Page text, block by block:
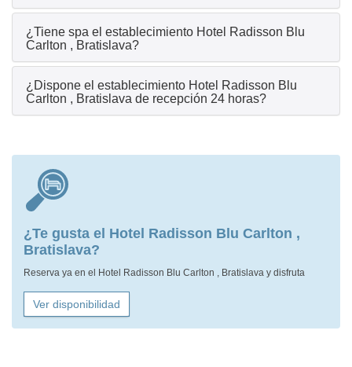
¿Tiene spa el establecimiento Hotel Radisson Blu
Carlton , Bratislava?
¿Dispone el establecimiento Hotel Radisson Blu
Carlton , Bratislava de recepción 24 horas?
¿Te gusta el Hotel Radisson Blu Carlton ,
Bratislava?
Reserva ya en el Hotel Radisson Blu Carlton , Bratislava y disfruta
Ver disponibilidad